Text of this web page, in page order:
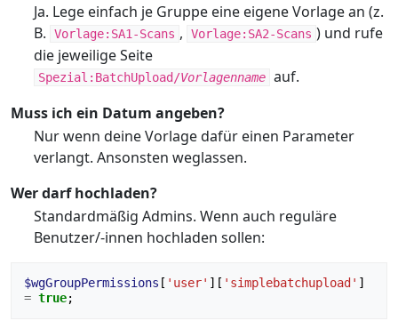
Ja. Lege einfach je Gruppe eine eigene Vorlage an (z.
B.
Vorlage:SA1-Scans , Vorlage:SA2-Scans ) und rufe
die jeweilige Seite
Spezial:BatchUpload/Vorlagenname auf.
Muss ich ein Datum angeben?
Nur wenn deine Vorlage dafür einen Parameter
verlangt. Ansonsten weglassen.
Wer darf hochladen?
Standardmäßig Admins. Wenn auch reguläre
Benutzer/-innen hochladen sollen:
$wgGroupPermissions [ 'user' ][ 'simplebatchupload' ]
= true;